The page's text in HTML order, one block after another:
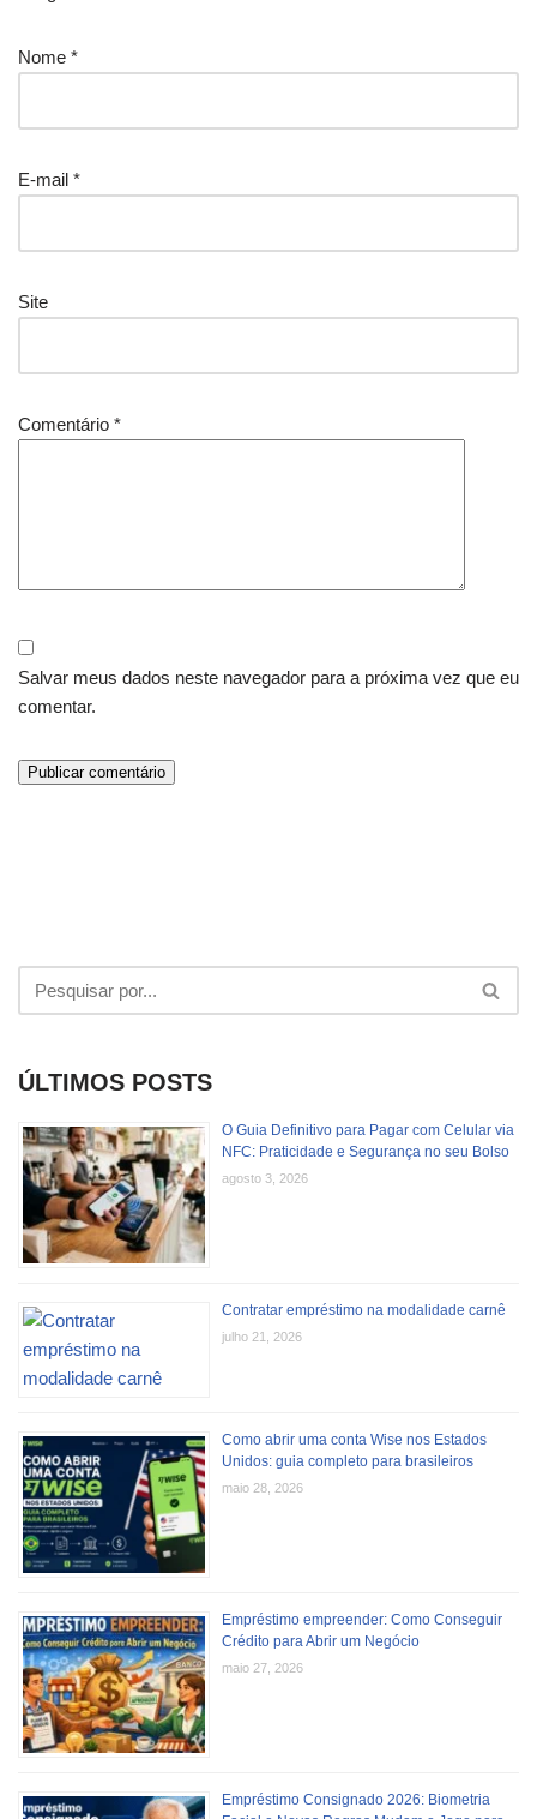
Nome *
E-mail *
Site
Comentário *
Salvar meus dados neste navegador para a próxima vez que eu
comentar.
ÚLTIMOS POSTS
O Guia Definitivo para Pagar com Celular via
NFC: Praticidade e Segurança no seu Bolso
agosto 3, 2026
Contratar empréstimo na modalidade carnê
julho 21, 2026
Como abrir uma conta Wise nos Estados
Unidos: guia completo para brasileiros
maio 28, 2026
Empréstimo empreender: Como Conseguir
Crédito para Abrir um Negócio
maio 27, 2026
Empréstimo Consignado 2026: Biometria